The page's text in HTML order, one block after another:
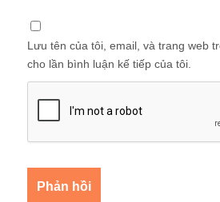
Lưu tên của tôi, email, và trang web
cho lần bình luận kế tiếp của tôi.